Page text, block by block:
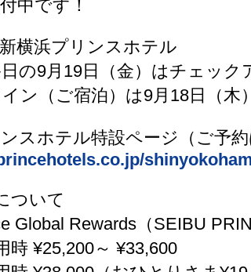
中です！
新横浜プリンスホテル
の9月19日（金）はチェック
ン（ご宿泊）は9月18日（
スホテル特設ページ（ご予約
ついて
Global Rewards（SEIBU
時 ¥25,200～ ¥33,600